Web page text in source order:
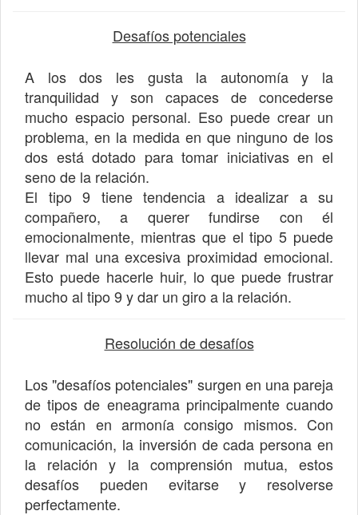
Desafíos potenciales
A los dos les gusta la autonomía y la
tranquilidad y son capaces de concederse
mucho espacio personal. Eso puede crear un
problema, en la medida en que ninguno de los
dos está dotado para tomar iniciativas en el
seno de la relación.
El tipo 9 tiene tendencia a idealizar a su
compañero, a querer fundirse con él
emocionalmente, mientras que el tipo 5 puede
llevar mal una excesiva proximidad emocional.
Esto puede hacerle huir, lo que puede frustrar
mucho al tipo 9 y dar un giro a la relación.
Resolución de desafíos
Los "desafíos potenciales" surgen en una pareja
de tipos de eneagrama principalmente cuando
no están en armonía consigo mismos. Con
comunicación, la inversión de cada persona en
la relación y la comprensión mutua, estos
desafíos pueden evitarse y resolverse
perfectamente.